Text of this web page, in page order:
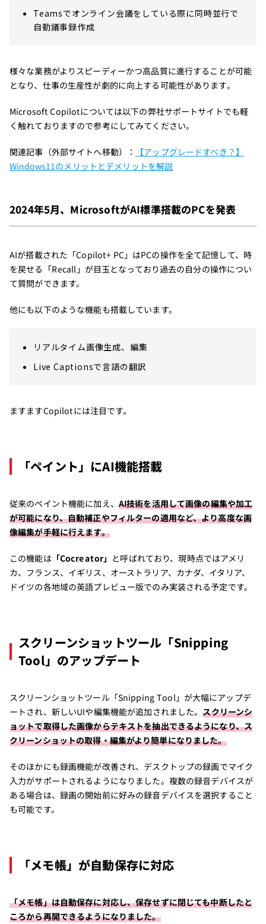
Teamsでオンライン会議をしている際に同時並行で
自動議事録作成
様々な業務がよりスピーディーかつ高品質に進行することが可能
となり、仕事の生産性が劇的に向上する可能性があります。
Microsoft Copilotについては以下の弊社サポートサイトでも軽
く触れておりますので参考にしてみてください。
関連記事（外部サイトへ移動）： 【アップグレードすべき？】
Windows11のメリットとデメリットを解説
2024年5月、MicrosoftがAI標準搭載のPCを発表
AIが搭載された「Copilot+ PC」はPCの操作を全て記憶して、時
を戻せる「Recall」が目玉となっており過去の自分の操作につい
て質問ができます。
他にも以下のような機能も搭載しています。
リアルタイム画像生成、編集
Live Captionsで言語の翻訳
ますますCopilotには注目です。
「ペイント」にAI機能搭載
従来のペイント機能に加え、 AI技術を活用して画像の編集や加工
が可能になり、自動補正やフィルターの適用など、より高度な画
像編集が手軽に行えます。
この機能は「Cocreator」 と呼ばれており、現時点ではアメリ
カ、フランス、イギリス、オーストラリア、カナダ、イタリア、
ドイツの各地域の英語プレビュー版でのみ実装される予定です。
スクリーンショットツール「Snipping
Tool」のアップデート
スクリーンショットツール「Snipping Tool」が大幅にアップデ
ートされ、新しいUIや編集機能が追加されました。スクリーンシ
ョットで取得した画像からテキストを抽出できるようになり、ス
クリーンショットの取得・編集がより簡単になりました。
そのほかにも録画機能が改善され、デスクトップの録画でマイク
入力がサポートされるようになりました。複数の録音デバイスが
ある場合は、録画の開始前に好みの録音デバイスを選択すること
も可能です。
「メモ帳」が自動保存に対応
「メモ帳」は自動保存に対応し、保存せずに閉じても中断したと
ころから再開できるようになりました。